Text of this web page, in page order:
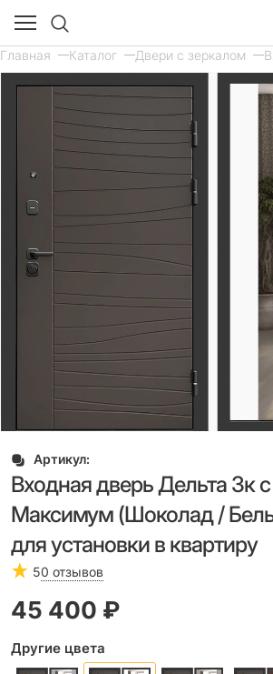
Главная Каталог Двери с зеркалом
Артикул:
Входная дверь Дельта 3к
Максимум (Шоколад /
для установки в квартиру
50 отзывов
45 400 ₽
Другие цвета